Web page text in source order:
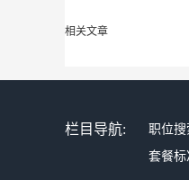
相关文章
栏目导航: 职位搜
套餐标